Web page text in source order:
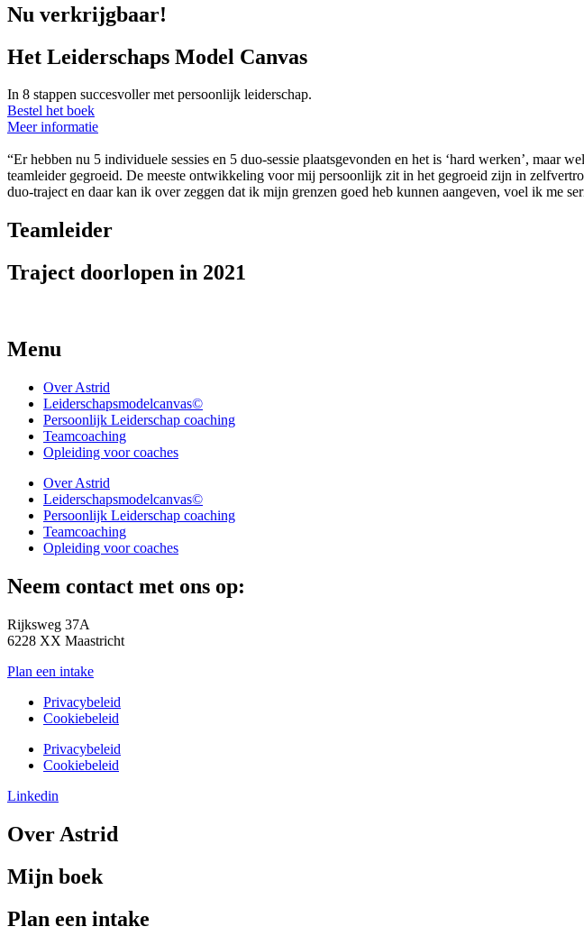
Nu verkrijgbaar!
Het Leiderschaps Model Canvas
In 8 stappen succesvoller met persoonlijk leiderschap.
Bestel het boek
Meer informatie
“Er hebben nu 5 individuele sessies en 5 duo-sessie plaatsgevonden en het is ‘hard werken’,
teamleider gegroeid. De meeste ontwikkeling voor mij persoonlijk zit in het gegroeid zijn in
duo-traject en daar kan ik over zeggen dat ik mijn grenzen goed heb kunnen aangeven, voel ik me
Teamleider
Traject doorlopen in 2021
Menu
Over Astrid
Leiderschapsmodelcanvas©
Persoonlijk Leiderschap coaching
Teamcoaching
Opleiding voor coaches
Over Astrid
Leiderschapsmodelcanvas©
Persoonlijk Leiderschap coaching
Teamcoaching
Opleiding voor coaches
Neem contact met ons op:
Rijksweg 37A
6228 XX Maastricht
Plan een intake
Privacybeleid
Cookiebeleid
Privacybeleid
Cookiebeleid
Linkedin
Over Astrid
Mijn boek
Plan een intake